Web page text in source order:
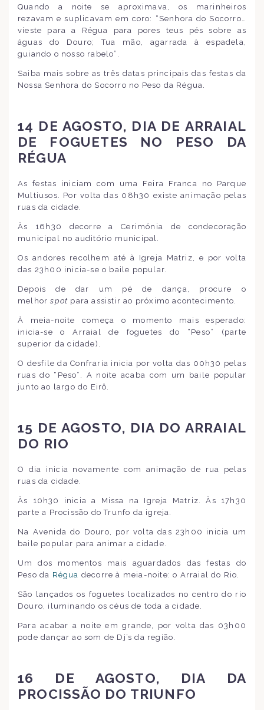
Quando a noite se aproximava, os marinheiros
rezavam e suplicavam em coro: “Senhora do Socorro…
vieste para a Régua para pores teus pés sobre as
águas do Douro; Tua mão, agarrada à espadela,
guiando o nosso rabelo”.
Saiba mais sobre as três datas principais das festas da
Nossa Senhora do Socorro no Peso da Régua.
14 DE AGOSTO, DIA DE ARRAIAL
DE FOGUETES NO PESO DA
RÉGUA
As festas iniciam com uma Feira Franca no Parque
Multiusos. Por volta das 08h30 existe animação pelas
ruas da cidade.
Às 16h30 decorre a Cerimónia de condecoração
municipal no auditório municipal.
Os andores recolhem até à Igreja Matriz, e por volta
das 23h00 inicia-se o baile popular.
Depois de dar um pé de dança, procure o
melhorspot para assistir ao próximo acontecimento.
À meia-noite começa o momento mais esperado:
inicia-se o Arraial de foguetes do “Peso” (parte
superior da cidade).
O desfile da Confraria inicia por volta das 00h30 pelas
ruas do “Peso”. A noite acaba com um baile popular
junto ao largo do Eirô.
15 DE AGOSTO, DIA DO ARRAIAL
DO RIO
O dia inicia novamente com animação de rua pelas
ruas da cidade.
Às 10h30 inicia a Missa na Igreja Matriz. Às 17h30
parte a Procissão do Trunfo da igreja.
Na Avenida do Douro, por volta das 23h00 inicia um
baile popular para animar a cidade.
Um dos momentos mais aguardados das festas do
Peso da Régua decorre à meia-noite: o Arraial do Rio.
São lançados os foguetes localizados no centro do rio
Douro, iluminando os céus de toda a cidade.
Para acabar a noite em grande, por volta das 03h00
pode dançar ao som de Dj’s da região.
16 DE AGOSTO, DIA DA
PROCISSÃO DO TRIUNFO